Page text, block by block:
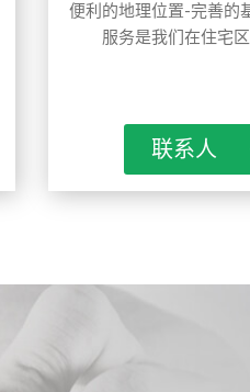
便利的地理位置-完善的
服务是我们在住宅
联系人